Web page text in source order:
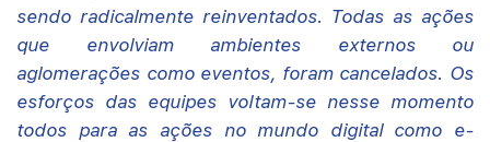
sendo radicalmente reinventados. Todas as ações
que envolviam ambientes externos ou
aglomerações como eventos, foram cancelados. Os
esforços das equipes voltam-se nesse momento
todos para as ações no mundo digital como e-